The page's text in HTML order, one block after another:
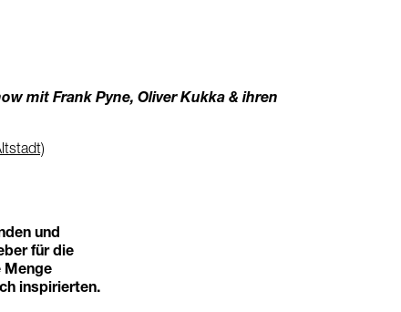
mit Frank Pyne, Oliver Kukka & ihren
und
für die
Menge
inspirierten.